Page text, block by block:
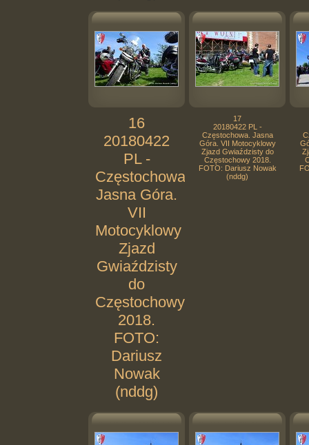
16
20180422
PL -
Częstochowa.
Jasna Góra.
VII
Motocyklowy
Zjazd
Gwiaździsty
do
Częstochowy
2018.
FOTO:
Dariusz
Nowak
(nddg)
17
20180422 PL -
Częstochowa. Jasna
Góra. VII Motocyklowy
Zjazd Gwiaździsty do
Częstochowy 2018.
FOTO: Dariusz Nowak
(nddg)